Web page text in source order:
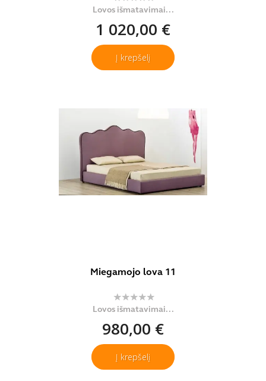
Lovos išmatavimai...
1 020,00 €
Į krepšelį
Miegamojo lova 11
Lovos išmatavimai...
980,00 €
Į krepšelį